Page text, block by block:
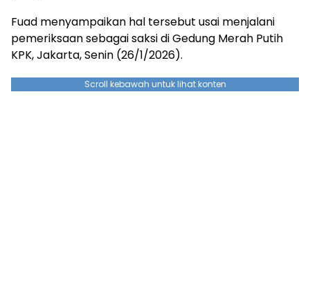
Fuad menyampaikan hal tersebut usai menjalani
pemeriksaan sebagai saksi di Gedung Merah Putih
KPK, Jakarta, Senin (26/1/2026).
Scroll kebawah untuk lihat konten